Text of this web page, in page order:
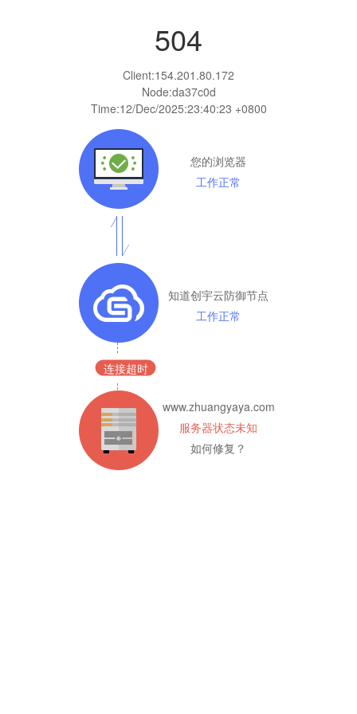
504
Client:154.201.80.172
Node:da37c0d
Time:12/Dec/2025:23:40:23 +0800
您的浏览器
工作正常
知道创宇云防御节点
工作正常
连接超时
www.zhuangyaya.com
服务器状态未知
如何修复？